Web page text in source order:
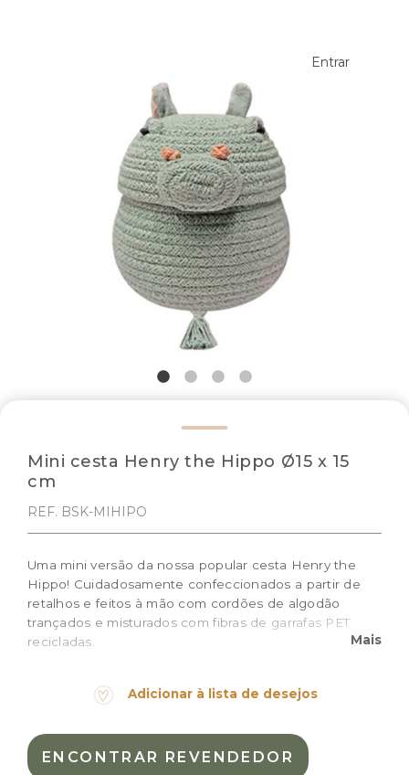
Entrar
Mini cesta Henry the Hippo Ø15 x 15
cm
REF. BSK-MIHIPO
Uma mini versão da nossa popular cesta Henry the
Hippo! Cuidadosamente confeccionados a partir de
retalhos e feitos à mão com cordões de algodão
trançados e misturados com fibras de garrafas PET
recicladas.
Materiais: Algodão natural
Peso: 0.410kg
Mais
Adicionar à lista de desejos
ENCONTRAR REVENDEDOR